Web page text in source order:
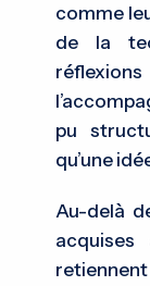
comme
de la
pu
qu’une
Au-delà
acquises